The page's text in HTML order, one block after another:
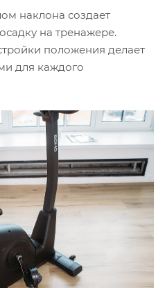
наклона создает
на тренажере.
положения делает
для каждого